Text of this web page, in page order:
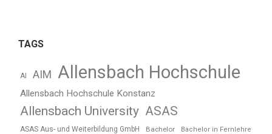
TAGS
AI AIM Allensbach Hochschule
Allensbach Hochschule Konstanz
Allensbach University ASAS
ASAS Aus- und Weiterbildung GmbH Bachelor Bachelor in Fernlehre